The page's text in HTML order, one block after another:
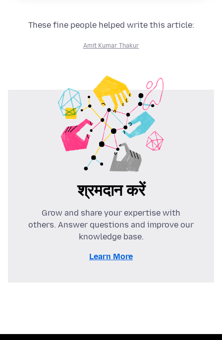
These fine people helped write this article:
Amit Kumar Thakur
श्रमदान करें
Grow and share your expertise with
others. Answer questions and improve our
knowledge base.
Learn More